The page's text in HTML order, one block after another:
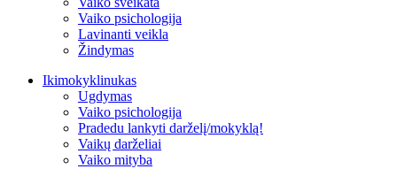
Vaiko psichologija
Lavinanti veikla
Žindymas
Ikimokyklinukas
Ugdymas
Vaiko psichologija
Pradedu lankyti darželį/mokyklą!
Vaikų darželiai
Vaiko mityba